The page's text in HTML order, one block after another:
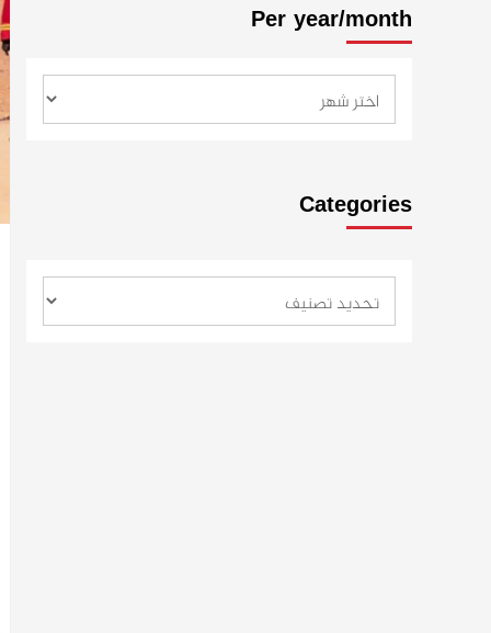
Per year/month
Categories